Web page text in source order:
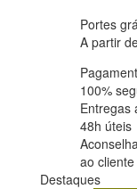
Portes
A partir
100%
Entregas
48h úteis
ao cliente
Destaques